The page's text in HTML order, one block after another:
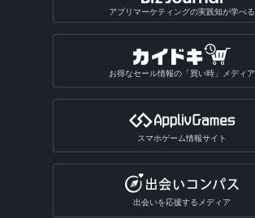
アプリマーケティングの実践知が学べる
お得なセール情報の「買い時」メディア
スマホゲーム情報サイト
出会いを応援するメディア